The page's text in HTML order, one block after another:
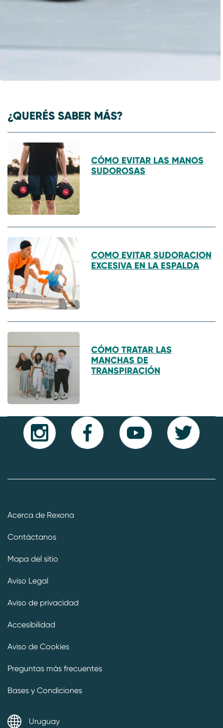
¿QUERÉS SABER MÁS?
CÓMO EVITAR LAS MANOS
SUDOROSAS
COMO EVITAR SUDORACION
EXCESIVA EN LA ESPALDA
CÓMO TRATAR LAS
MANCHAS DE
TRANSPIRACIÓN
Acerca de Rexona
Contáctanos
Mapa del sitio
Aviso Legal
Aviso de privacidad
Preferencias de cookies
Accesibilidad
Aviso de Cookies
Preguntas más frecuentes